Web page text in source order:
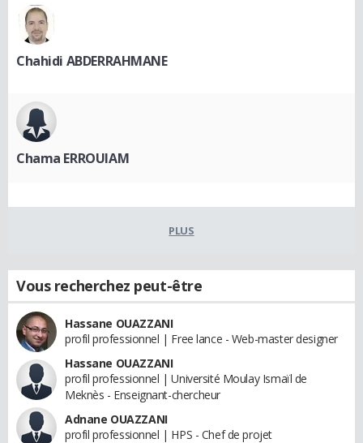
Chahidi ABDERRAHMANE
Chama ERROUIAM
PLUS
Vous recherchez peut-être
Hassane OUAZZANI
profil professionnel | Free lance - Web-master designer
Hassane OUAZZANI
profil professionnel | Université Moulay Ismaïl de
Meknès - Enseignant-chercheur
Adnane OUAZZANI
profil professionnel | HPS - Chef de projet